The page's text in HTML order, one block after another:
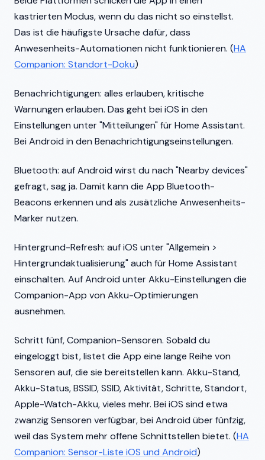
kastrierten Modus, wenn du das nicht so einstellst.
Das ist die häufigste Ursache dafür, dass
Anwesenheits-Automationen nicht funktionieren. (HA
Companion: Standort-Doku)
Benachrichtigungen: alles erlauben, kritische
Warnungen erlauben. Das geht bei iOS in den
Einstellungen unter "Mitteilungen" für Home Assistant.
Bei Android in den Benachrichtigungseinstellungen.
Bluetooth: auf Android wirst du nach "Nearby devices"
gefragt, sag ja. Damit kann die App Bluetooth-
Beacons erkennen und als zusätzliche Anwesenheits-
Marker nutzen.
Hintergrund-Refresh: auf iOS unter "Allgemein >
Hintergrundaktualisierung" auch für Home Assistant
einschalten. Auf Android unter Akku-Einstellungen die
Companion-App von Akku-Optimierungen
ausnehmen.
Schritt fünf, Companion-Sensoren. Sobald du
eingeloggt bist, listet die App eine lange Reihe von
Sensoren auf, die sie bereitstellen kann. Akku-Stand,
Akku-Status, BSSID, SSID, Aktivität, Schritte, Standort,
Apple-Watch-Akku, vieles mehr. Bei iOS sind etwa
zwanzig Sensoren verfügbar, bei Android über fünfzig,
weil das System mehr offene Schnittstellen bietet. (HA
Companion: Sensor-Liste iOS und Android)